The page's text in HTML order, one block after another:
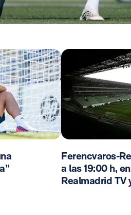
Ferencvaros-
a las 19:00 h,
Realmadrid TV